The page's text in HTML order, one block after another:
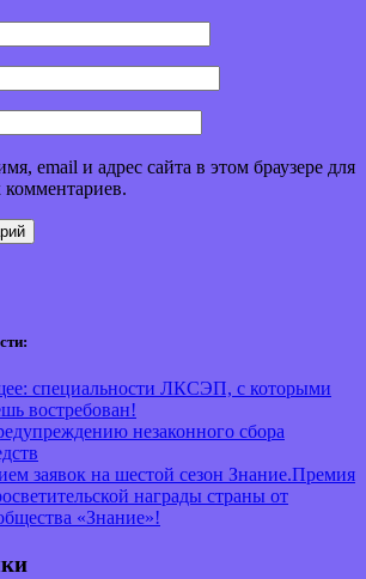
email и адрес сайта в этом браузере для
специальности ЛКСЭП, с которыми
востребован!
незаконного сбора
заявок на шестой сезон Знание.Премия
награды страны от
«Знание»!